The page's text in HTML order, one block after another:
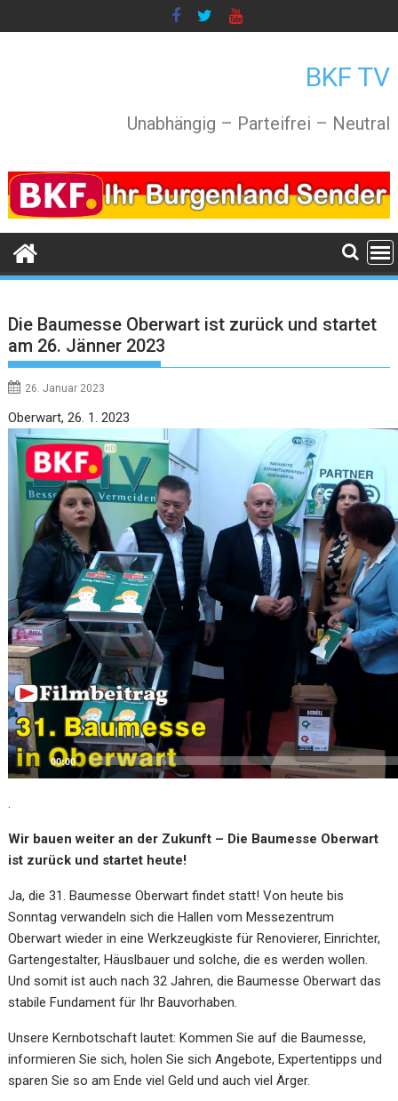
to
BKF TV
Unabhängig – Parteifrei – Neutral
Die Baumesse Oberwart ist zurück und startet
am 26. Jänner 2023
26. Januar 2023
Oberwart, 26. 1. 2023
Player
00:00
.
Wir bauen weiter an der Zukunft – Die Baumesse Oberwart
ist zurück und startet heute!
Ja, die 31. Baumesse Oberwart findet statt! Von heute bis
Sonntag verwandeln sich die Hallen vom Messezentrum
Oberwart wieder in eine Werkzeugkiste für Renovierer, Einrichter,
Gartengestalter, Häuslbauer und solche, die es werden wollen.
Und somit ist auch nach 32 Jahren, die Baumesse Oberwart das
stabile Fundament für Ihr Bauvorhaben.
Unsere Kernbotschaft lautet: Kommen Sie auf die Baumesse,
informieren Sie sich, holen Sie sich Angebote, Expertentipps und
sparen Sie so am Ende viel Geld und auch viel Ärger.